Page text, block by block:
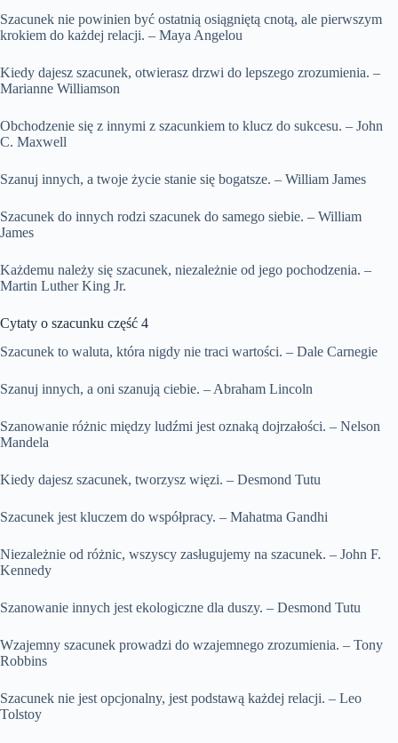
Szacunek nie powinien być ostatnią osiągniętą cnotą, ale pierwszym
krokiem do każdej relacji. – Maya Angelou
Kiedy dajesz szacunek, otwierasz drzwi do lepszego zrozumienia. –
Marianne Williamson
Obchodzenie się z innymi z szacunkiem to klucz do sukcesu. – John
C. Maxwell
Szanuj innych, a twoje życie stanie się bogatsze. – William James
Szacunek do innych rodzi szacunek do samego siebie. – William
James
Każdemu należy się szacunek, niezależnie od jego pochodzenia. –
Martin Luther King Jr.
Cytaty o szacunku część 4
Szacunek to waluta, która nigdy nie traci wartości. – Dale Carnegie
Szanuj innych, a oni szanują ciebie. – Abraham Lincoln
Szanowanie różnic między ludźmi jest oznaką dojrzałości. – Nelson
Mandela
Kiedy dajesz szacunek, tworzysz więzi. – Desmond Tutu
Szacunek jest kluczem do współpracy. – Mahatma Gandhi
Niezależnie od różnic, wszyscy zasługujemy na szacunek. – John F.
Kennedy
Szanowanie innych jest ekologiczne dla duszy. – Desmond Tutu
Wzajemny szacunek prowadzi do wzajemnego zrozumienia. – Tony
Robbins
Szacunek nie jest opcjonalny, jest podstawą każdej relacji. – Leo
Tolstoy